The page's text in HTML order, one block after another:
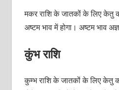
मकर राशि के जातकों के लिए केतु
अष्टम भाव में होगा। अष्टम भाव
कुंभ राशि
कुम्भ राशि के जातकों के लिए केतु